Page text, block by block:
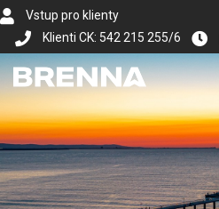
Vstup pro klienty
Klienti CK: 542 215 255/6